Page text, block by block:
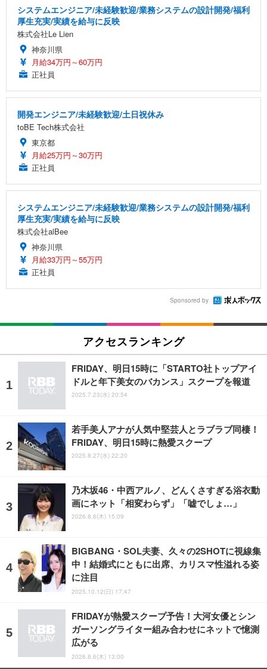
システムエンジニア/未経験歓迎/業務システムの設計開発/福利
厚生充実/実績を給与に反映
株式会社Le Lien
神奈川県
月給34万円～60万円
正社員
開発エンジニア/未経験歓迎/土日祝休み
toBE Tech株式会社
東京都
月給25万円～30万円
正社員
システムエンジニア/未経験歓迎/業務システムの設計開発/福利
厚生充実/実績を給与に反映
株式会社alBee
神奈川県
月給33万円～55万円
正社員
Sponsored by
アクセスランキング
FRIDAY、明日15時に「STARTO社トップアイ
ドルと年下美女のバカンス」スクープを報道
2025.7.23(水) 20:54
若手美人アナが人気中堅芸人とラブラブ同棲！
FRIDAY、明日15時に熱愛スクープ
2025.8.27(水) 22:20
乃木坂46・中西アルノ、どんくさすぎる浴衣動
画にネット「相変わらず」「嘘でしょ…」
2026.8.6(木) 15:09
BIGBANG・SOL夫妻、久々の2SHOTに視線集
中！結婚式にともに出席、カリスマ性溢れる姿
に注目
2025.10.12(日) 17:47
FRIDAYが熱愛スクープ予告！大河女優とシン
ガーソングライター組み合わせにネットで憶測
広がる
2026.8.6(木) 13:00